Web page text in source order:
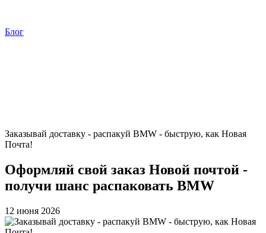
Блог
Заказывай доставку - распакуй BMW - быструю, как Новая
Почта!
Оформляй свой заказ Новой почтой -
получи шанс распаковать BMW
12 июня 2026